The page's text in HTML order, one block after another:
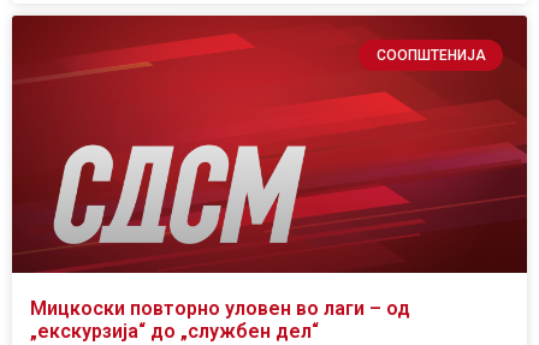
СООПШТЕНИЈА
Мицкоски повторно уловен во лаги – од
„екскурзија“ до „службен дел“